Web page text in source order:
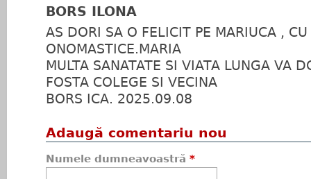
BORS ILONA
AS DORI SA O FELICIT PE MARIUCA ,
ONOMASTICE.MARIA
MULTA SANATATE SI VIATA LUNGA VA
FOSTA COLEGE SI VECINA
BORS ICA. 2025.09.08
Adaugă comentariu nou
Numele dumneavoastră *